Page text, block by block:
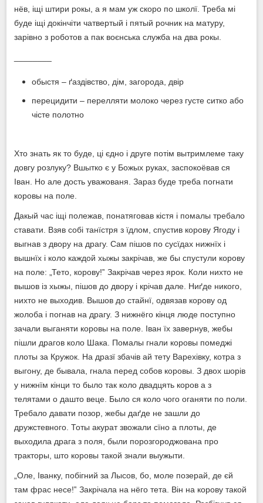
нёв, іщі штири рокы, а я мам уж скоро по школї. Треба мі
буде іщі докінчіти чатвертый і пятый рочник на матуру,
зарівно з роботов а пак воєнська служба на два рокы.
обыстя – ґаздівство, дім, загорода, двір
перецидити – перелляти молоко через густе ситко або
чісте полотно
Хто знать як то буде, ці єдно і друге потім вытримлеме таку
довгу розлуку? Вшытко є у Божых руках, заспокоёвав ся
Іван. Но але дость уважованя. Зараз буде треба погнати
коровы на поле.
Дакый час іщі полежав, понатяговав кістя і помалы требало
ставати. Взяв собі танїстря з їдлом, спустив корову Ягоду і
выгнав з двору на драгу. Сам пішов по сусїдах нижнїх і
вышнїх і коло каждой хыжы закрічав, же бы спустули корову
на поле: „Тето, корову!‟ Закрічав через ярок. Коли нихто не
вышов із хыжы, пішов до двору і крічав дале. Ниґде никого,
нихто не выходив. Вышов до стайнї, одвязав корову од
жолоба і погнав на драгу. З нижнёго кінця люде поступно
зачали выганяти коровы на поле. Іван їх завернув, жебы
пішли драгов коло Шака. Помалы гнали коровы помеджі
плоты за Кружок. На дразї збачів ай тету Варехівку, котра з
выгону, де бывала, гнала перед собов коровы. З двох шорів
у нижнїм кінци то было так коло двадцять коров а з
телятами о дашто веце. Было ся коло чого оганяти по поли.
Требало давати позор, жебы даґде не зашли до
дружстевного. Тоты акурат звожали сїно а плоты, де
выходила драга з поля, были порозгороджована про
тракторы, што коровы такой знали выужыти.
„Оле, Іванку, побігний за Лысов, бо, моле позерай, де єй
там фрас несе!‟ Закрічала на нёго тета. Він на корову такой